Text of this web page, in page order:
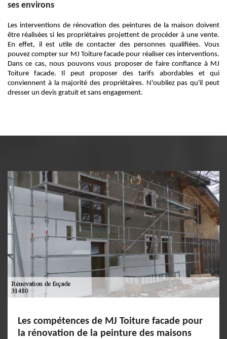
ses environs
Les interventions de rénovation des peintures de la maison doivent
être réalisées si les propriétaires projettent de procéder à une vente.
En effet, il est utile de contacter des personnes qualifiées. Vous
pouvez compter sur MJ Toiture facade pour réaliser ces interventions.
Dans ce cas, nous pouvons vous proposer de faire confiance à MJ
Toiture facade. Il peut proposer des tarifs abordables et qui
conviennent à la majorité des propriétaires. N'oubliez pas qu'il peut
dresser un devis gratuit et sans engagement.
Les compétences de MJ Toiture facade pour
la rénovation de la peinture des maisons